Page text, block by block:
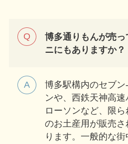
博多通りもんが売
ニにもありますか？
博多駅構内のセブ
ンや、西鉄天神高
ローソンなど、限
のお土産用が販売
ります。一般的な